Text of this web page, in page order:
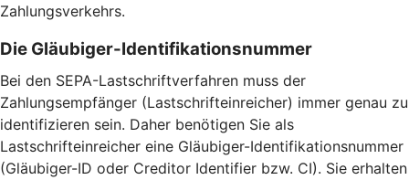
Zahlungsverkehrs.
Die Gläubiger-Identifikationsnummer
Bei den SEPA-Lastschriftverfahren muss der
Zahlungsempfänger (Lastschrifteinreicher) immer genau zu
identifizieren sein. Daher benötigen Sie als
Lastschrifteinreicher eine Gläubiger-Identifikationsnummer
(Gläubiger-ID oder Creditor Identifier bzw. CI). Sie erhalten